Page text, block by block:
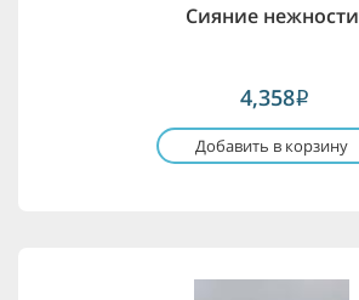
Сияние нежности
4,358i
Добавить в корзину